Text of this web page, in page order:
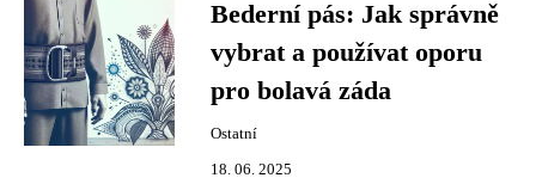
Bederní pás: Jak správně
vybrat a používat oporu
pro bolavá záda
Ostatní
18. 06. 2025